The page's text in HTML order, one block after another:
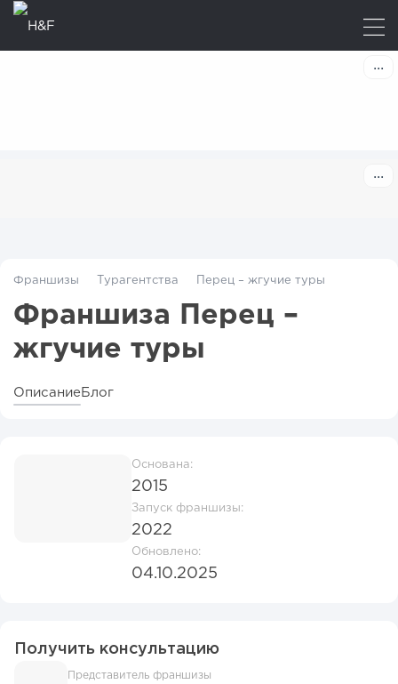
Франшизы Турагентства Перец – жгучие туры
Франшиза Перец –
жгучие туры
Описание Блог
Основана:
2015
Запуск франшизы:
2022
Обновлено:
04.10.2025
Получить консультацию
Представитель франшизы